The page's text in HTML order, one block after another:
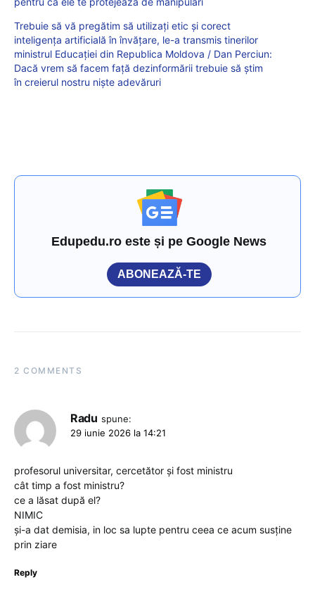
Trebuie să vă pregătim să utilizați etic și corect
inteligența artificială în învățare, le-a transmis tinerilor
ministrul Educației din Republica Moldova / Dan Perciun:
Dacă vrem să facem față dezinformării trebuie să știm
în creierul nostru niște adevăruri
Edupedu.ro este și pe Google News
ABONEAZĂ-TE
2 COMMENTS
Radu spune:
29 iunie 2026 la 14:21
profesorul universitar, cercetător și fost ministru
cât timp a fost ministru?
ce a lăsat după el?
NIMIC
și-a dat demisia, in loc sa lupte pentru ceea ce acum susține
prin ziare
Reply